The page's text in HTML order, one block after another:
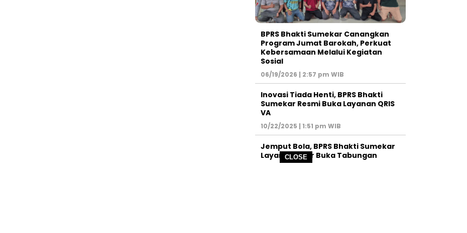
CLOSE
BPRS Bhakti Sumekar Canangkan
Program Jumat Barokah, Perkuat
Kebersamaan Melalui Kegiatan
Sosial
06/19/2026 | 2:57 pm WIB
Inovasi Tiada Henti, BPRS Bhakti
Sumekar Resmi Buka Layanan QRIS
VA
10/22/2025 | 1:51 pm WIB
Jemput Bola, BPRS Bhakti Sumekar
Layani Pelajar Buka Tabungan